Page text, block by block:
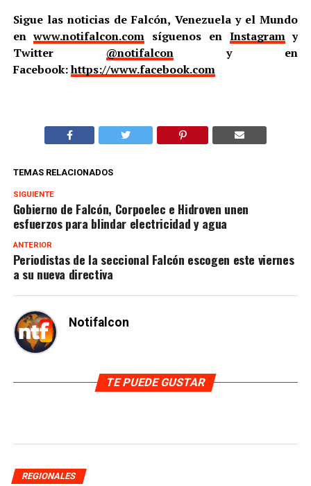
Sigue las noticias de Falcón, Venezuela y el Mundo
enwww.notifalcon.com síguenos en Instagramy
Twitter @notifalcony en
Facebook:https://www.facebook.com
TEMAS RELACIONADOS
SIGUIENTE
Gobierno de Falcón, Corpoelec e Hidroven unen
esfuerzos para blindar electricidad y agua
ANTERIOR
Periodistas de la seccional Falcón escogen este viernes
a su nueva directiva
Notifalcon
TE PUEDE GUSTAR
REGIONALES